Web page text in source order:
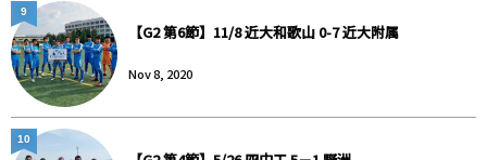
【G2 第6節】11/8 近大和歌山 0-7 近大附属
Nov 8, 2020
9
10